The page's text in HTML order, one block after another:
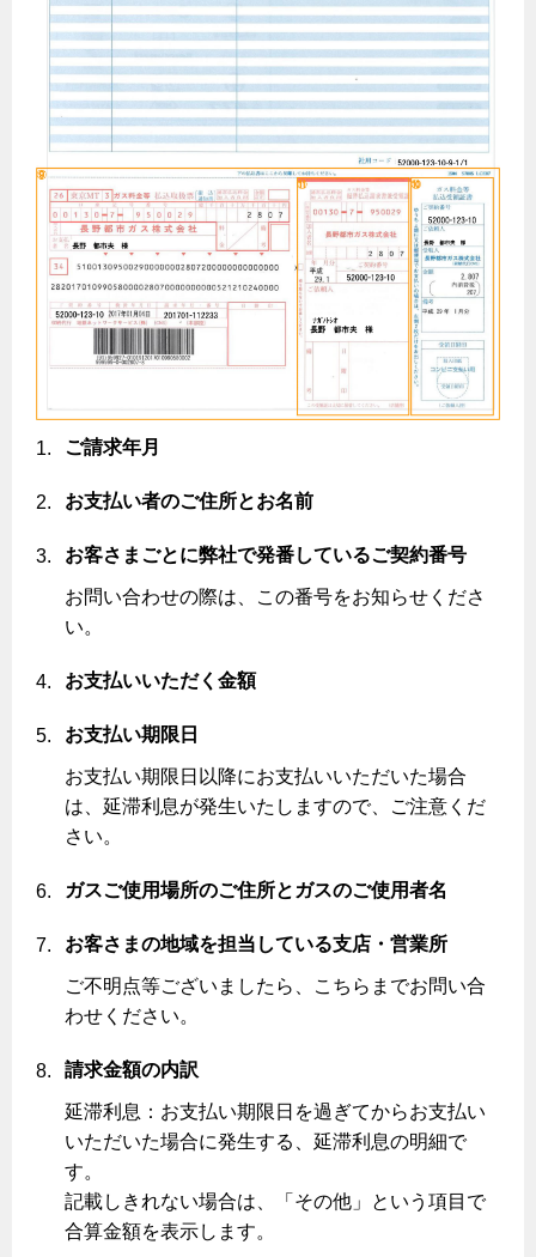
ガス温水床暖房・ルームヒーター
ご請求年月
お支払い者のご住所とお名前
お客さまごとに弊社で発番しているご契約番号
お問い合わせの際は、この番号をお知らせくださ
い。
お支払いいただく金額
お支払い期限日
お支払い期限日以降にお支払いいただいた場合
は、延滞利息が発生いたしますので、ご注意くだ
さい。
ガスご使用場所のご住所とガスのご使用者名
お客さまの地域を担当している支店・営業所
ご不明点等ございましたら、こちらまでお問い合
わせください。
請求金額の内訳
延滞利息：お支払い期限日を過ぎてからお支払い
いただいた場合に発生する、延滞利息の明細で
す。
記載しきれない場合は、「その他」という項目で
合算金額を表示します。